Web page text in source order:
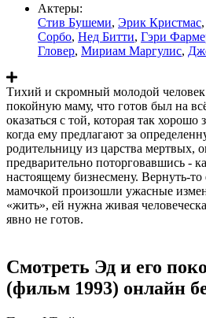
Актеры:
Стив Бушеми, Эрик Кристмас,
Сорбо, Нед Битти, Гэри
Гловер, Мириам Маргулис,
Тихий и скромный молодой
покойную маму, что готов был на
оказаться с той, которая так
когда ему предлагают за
родительницу из царства мертвых,
предварительно поторговавшись -
настоящему бизнесмену. Вернуть-то
мамочкой произошли ужасные
«жить», ей нужна живая
явно не готов.
Смотреть Эд и его
(фильм 1993) онлайн